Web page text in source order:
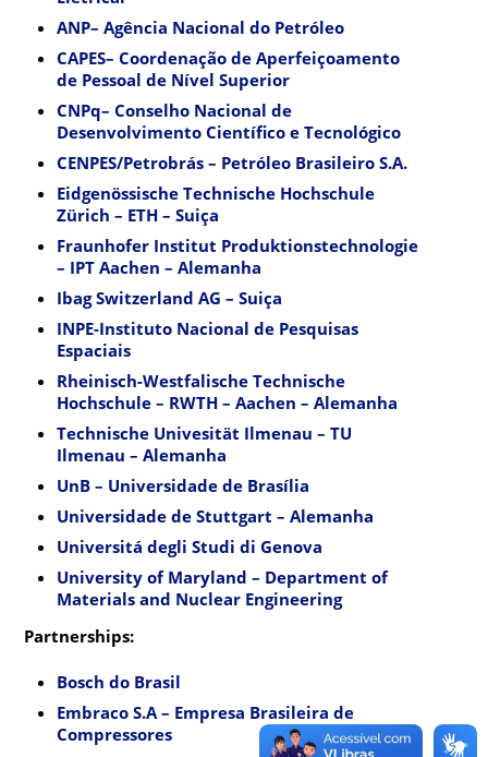
ANP– Agência Nacional do Petróleo
CAPES– Coordenação de Aperfeiçoamento
de Pessoal de Nível Superior
CNPq– Conselho Nacional de
Desenvolvimento Científico e Tecnológico
CENPES/Petrobrás – Petróleo Brasileiro S.A.
Eidgenössische Technische Hochschule
Zürich – ETH – Suiça
Fraunhofer Institut Produktionstechnologie
– IPT Aachen – Alemanha
Ibag Switzerland AG – Suiça
INPE-Instituto Nacional de Pesquisas
Espaciais
Rheinisch-Westfalische Technische
Hochschule – RWTH – Aachen – Alemanha
Technische Univesität Ilmenau – TU
Ilmenau – Alemanha
UnB – Universidade de Brasília
Universidade de Stuttgart – Alemanha
Universitá degli Studi di Genova
University of Maryland – Department of
Materials and Nuclear Engineering
Partnerships:
Bosch do Brasil
Embraco S.A – Empresa Brasileira de
Compressores